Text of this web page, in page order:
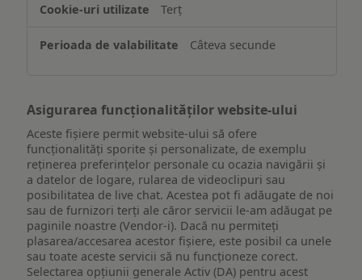
pe
dispozitiv
Terț
Câteva secunde
Asigurarea funcționalităților website-ului
Aceste fișiere permit website-ului să ofere
funcționalități sporite și personalizate, de exemplu
reţinerea preferinţelor personale cu ocazia navigării și
a datelor de logare, rularea de videoclipuri sau
posibilitatea de live chat. Acestea pot fi adăugate de noi
sau de furnizori terți ale căror servicii le-am adăugat pe
paginile noastre (Vendor-i). Dacă nu permiteți
plasarea/accesarea acestor fișiere, este posibil ca unele
sau toate aceste servicii să nu funcționeze corect.
Selectarea opțiunii generale Activ (DA) pentru acest